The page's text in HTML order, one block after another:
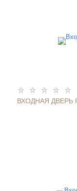
ВХОДНАЯ ДВЕРЬ